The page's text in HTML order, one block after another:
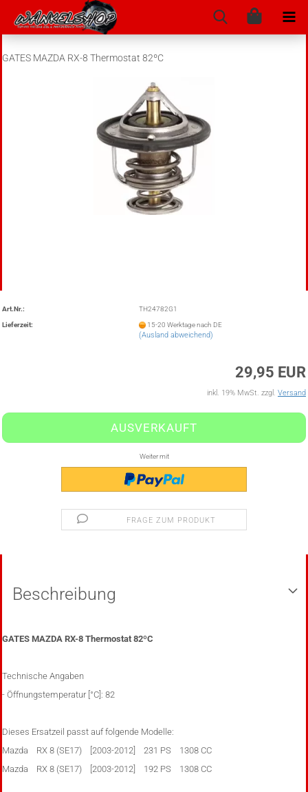
GATES MAZDA RX-8 Thermostat 82ºC
Art.Nr.: TH24782G1
Lieferzeit: 15-20 Werktage nach DE
(Ausland abweichend)
29,95 EUR
inkl. 19% MwSt. zzgl. Versand
Weiter mit
FRAGE ZUM PRODUKT
Beschreibung
GATES MAZDA RX-8 Thermostat 82ºC
Technische Angaben
- Öffnungstemperatur [°C]: 82
Dieses Ersatzeil passt auf folgende Modelle:
Mazda RX 8 (SE17) [2003-2012] 231 PS 1308 CC
Mazda RX 8 (SE17) [2003-2012] 192 PS 1308 CC